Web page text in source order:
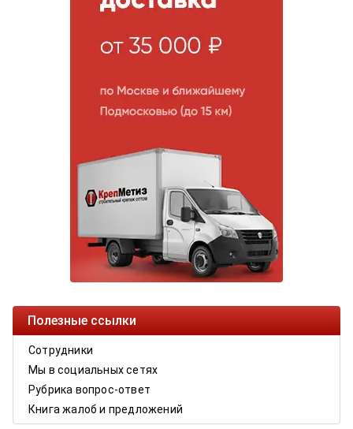
Полезные ссылки
Сотрудники
Мы в социальных сетях
Рубрика вопрос-ответ
Книга жалоб и предложений